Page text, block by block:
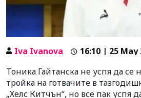
Iva Ivanova 16:10 | 25 May
Тоника Гайтанска не успя да се
тройка на готвачите в
„Хелс Китчън“, но все пак успя